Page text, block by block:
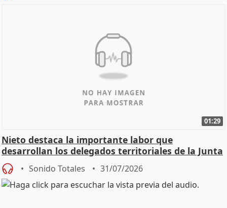
01:29
Nieto destaca la importante labor que
desarrollan los delegados territoriales de la Junta
Sonido Totales 31/07/2026